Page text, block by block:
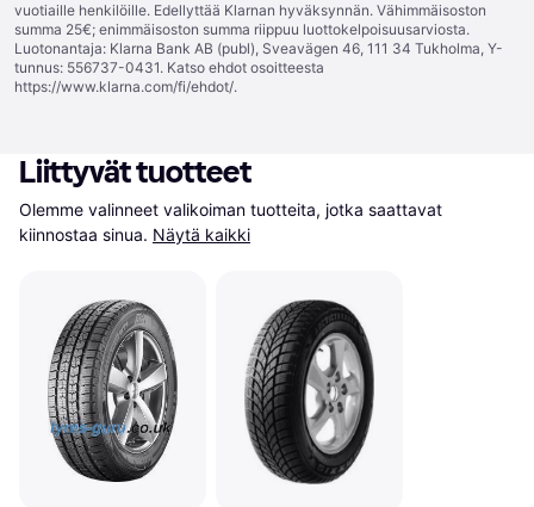
vuotiaille henkilöille. Edellyttää Klarnan hyväksynnän. Vähimmäisoston
summa 25€; enimmäisoston summa riippuu luottokelpoisuusarviosta.
Luotonantaja: Klarna Bank AB (publ), Sveavägen 46, 111 34 Tukholma, Y-
tunnus: 556737-0431. Katso ehdot osoitteesta
https://www.klarna.com/fi/ehdot/.
Liittyvät tuotteet
Olemme valinneet valikoiman tuotteita, jotka saattavat
kiinnostaa sinua. Näytä kaikki